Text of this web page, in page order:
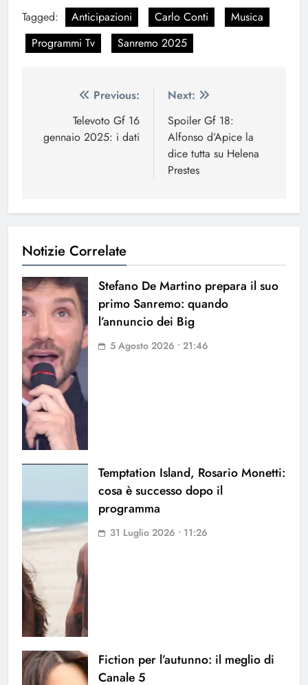
Tagged: Anticipazioni Carlo Conti
Musica
Programmi Tv
Sanremo 2025
Navigazione
articoli
Previous:
Televoto Gf 16
gennaio 2025: i dati
Next:
Spoiler Gf 18:
Alfonso d’Apice la
dice tutta su Helena
Prestes
Notizie Correlate
Stefano De Martino prepara il suo
primo Sanremo: quando
l’annuncio dei Big
5 Agosto 2026 • 21:46
Temptation Island, Rosario Monetti:
cosa è successo dopo il
programma
31 Luglio 2026 • 11:26
Fiction per l’autunno: il meglio di
Canale 5